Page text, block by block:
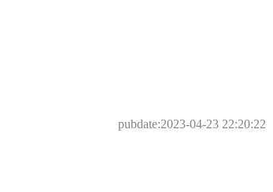
pubdate:2023-04-23 22:20:22